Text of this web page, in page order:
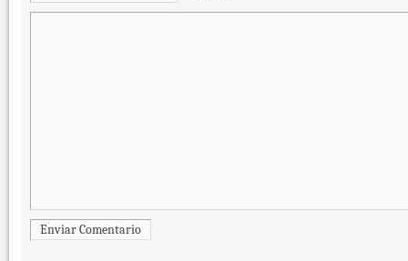
Enviar Comentario